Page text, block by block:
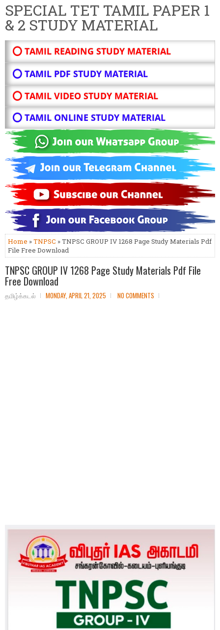
SPECIAL TET TAMIL PAPER 1
& 2 STUDY MATERIAL
⭕ TAMIL READING STUDY MATERIAL
⭕ TAMIL PDF STUDY MATERIAL
⭕ TAMIL VIDEO STUDY MATERIAL
⭕ TAMIL ONLINE STUDY MATERIAL
Home »TNPSC » TNPSC GROUP IV 1268 Page Study Materials Pdf
File Free Download
TNPSC GROUP IV 1268 Page Study Materials Pdf File
Free Download
தமிழ்க்கடல் MONDAY, APRIL 21, 2025 NO COMMENTS